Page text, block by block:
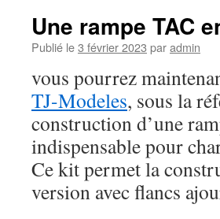
Une rampe TAC
Publié le3 février 2023 paradmin
vous pourrez
TJ-Modeles, sous la
construction d’une
indispensable pour
Ce kit permet la
version avec flancs